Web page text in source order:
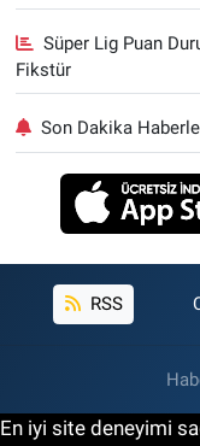
Süper Lig Puan
Fikstür
Son Dakika
RSS
En iyi site deneyimi